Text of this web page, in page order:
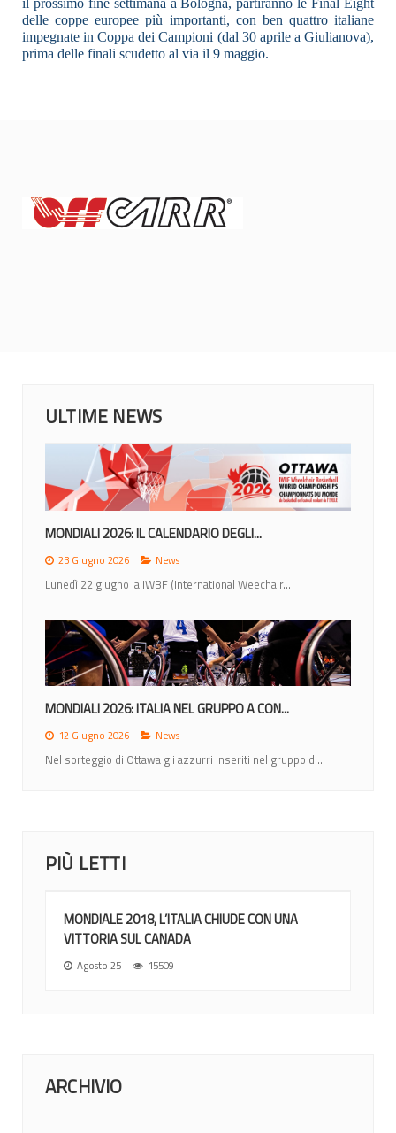
delle coppe europee più importanti, con ben quattro italiane
impegnate in Coppa dei Campioni (dal 30 aprile a Giulianova),
prima delle finali scudetto al via il 9 maggio.
ULTIME NEWS
MONDIALI 2026: IL CALENDARIO DEGLI...
23 Giugno 2026 News
Lunedì 22 giugno la IWBF (International Weechair...
MONDIALI 2026: ITALIA NEL GRUPPO A CON...
12 Giugno 2026 News
Nel sorteggio di Ottawa gli azzurri inseriti nel gruppo di...
PIÙ LETTI
MONDIALE 2018, L’ITALIA CHIUDE CON UNA
VITTORIA SUL CANADA
Agosto 25 15509
ARCHIVIO